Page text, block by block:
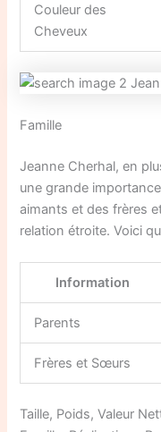
Couleur des
Cheveux
Famille
Jeanne Cherhal, en
une grande
aimants et des frères
relation étroite. Voici
Information
Parents
Frères et Sœurs
Taille, Poids, Valeur